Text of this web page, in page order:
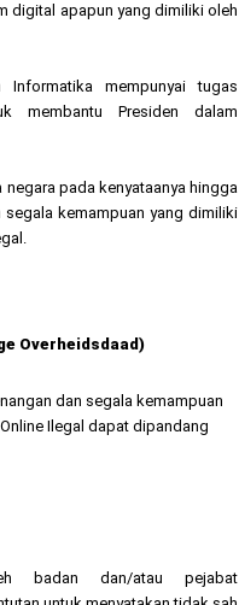
digital apapun yang dimiliki oleh
mempunyai tugas
membantu Presiden dalam
pada kenyataanya hingga
kemampuan yang dimiliki
Overheidsdaad)
dan segala kemampuan
Ilegal dapat dipandang
badan dan/atau pejabat